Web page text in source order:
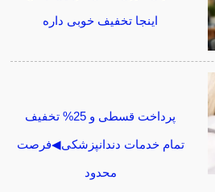
اینجا تخفیف خوبی داره
پرداخت قسطی و 25% تخفیف
تمام خدمات دندانپزشکی◀فرصت
محدود